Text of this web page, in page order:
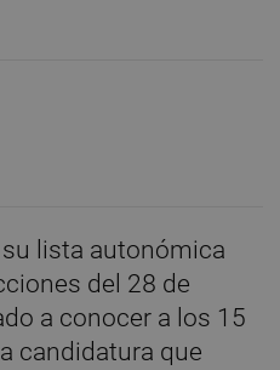
su lista autonómica
del 28 de
a conocer a los 15
candidatura que